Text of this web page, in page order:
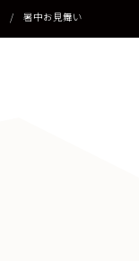
/ 暑中お見舞い